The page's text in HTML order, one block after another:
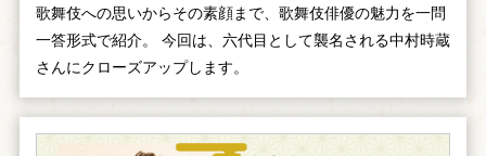
歌舞伎への思いからその素顔まで、歌舞伎俳優の魅力を一問
一答形式で紹介。 今回は、六代目として襲名される中村時蔵
さんにクローズアップします。